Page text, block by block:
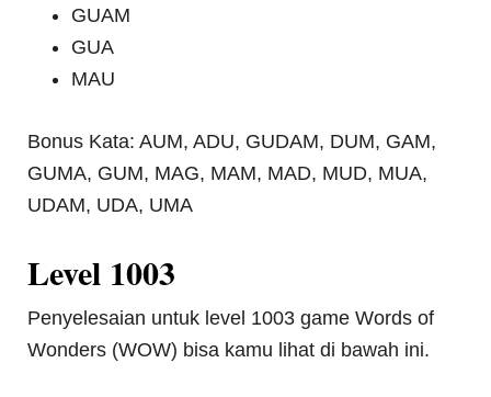
GUAM
GUA
MAU
Bonus Kata: AUM, ADU, GUDAM, DUM, GAM,
GUMA, GUM, MAG, MAM, MAD, MUD, MUA,
UDAM, UDA, UMA
Level 1003
Penyelesaian untuk level 1003 game Words of
Wonders (WOW) bisa kamu lihat di bawah ini.